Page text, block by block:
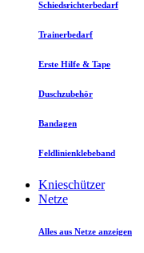
Schiedsrichterbedarf
Trainerbedarf
Erste Hilfe & Tape
Duschzubehör
Bandagen
Feldlinienklebeband
Knieschützer
Netze
Alles aus Netze anzeigen